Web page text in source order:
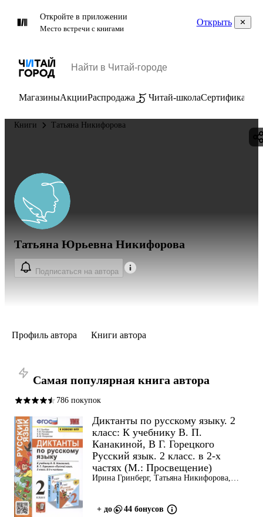
Откройте в приложении
Место встречи с книгами
Открыть
МагазиныАкцииРаспродажа Читай-школаСертификаты
Книги Татьяна Никифорова
Татьяна Юрьевна Никифорова
Подписаться на автора
Профиль автора Книги автора
Самая популярная книга автора
786 покупок
Диктанты по русскому языку. 2
класс: К учебнику В. П.
Канакиной, В Г. Горецкого
Русский язык. 2 класс. в 2-х
частях (М.: Просвещение)
Ирина Гринберг, Татьяна Никифорова,
+ до 44 бонусов